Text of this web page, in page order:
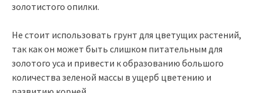
золотистого опилки.
Не стоит использовать грунт для цветущих растений,
так как он может быть слишком питательным для
золотого уса и привести к образованию большого
количества зеленой массы в ущерб цветению и